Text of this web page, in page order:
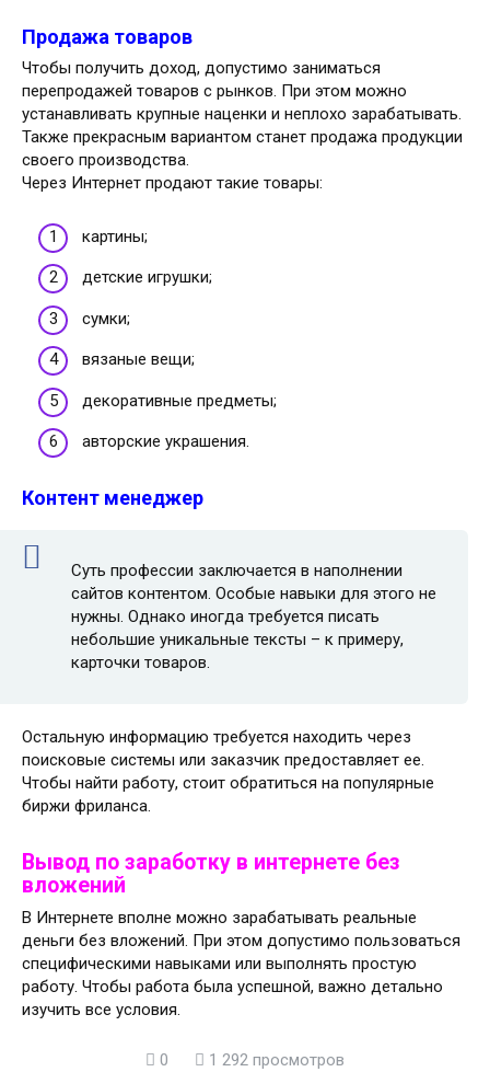
Продажа товаров
Чтобы получить доход, допустимо заниматься
перепродажей товаров с рынков. При этом можно
устанавливать крупные наценки и неплохо зарабатывать.
Также прекрасным вариантом станет продажа продукции
своего производства.
Через Интернет продают такие товары:
картины;
детские игрушки;
сумки;
вязаные вещи;
декоративные предметы;
авторские украшения.
Контент менеджер
Суть профессии заключается в наполнении
сайтов контентом. Особые навыки для этого не
нужны. Однако иногда требуется писать
небольшие уникальные тексты – к примеру,
карточки товаров.
Остальную информацию требуется находить через
поисковые системы или заказчик предоставляет ее.
Чтобы найти работу, стоит обратиться на популярные
биржи фриланса.
Вывод по заработку в интернете без
вложений
В Интернете вполне можно зарабатывать реальные
деньги без вложений. При этом допустимо пользоваться
специфическими навыками или выполнять простую
работу. Чтобы работа была успешной, важно детально
изучить все условия.
0 1 292 просмотров